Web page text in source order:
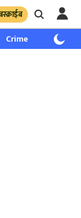
Crime साप्ताहिक